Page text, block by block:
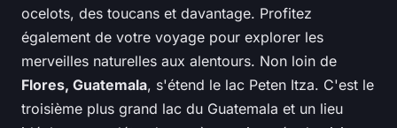
ocelots, des toucans et davantage. Profitez
également de votre voyage pour explorer les
merveilles naturelles aux alentours. Non loin de
Flores, Guatemala, s'étend le lac Peten Itza. C'est le
troisième plus grand lac du Guatemala et un lieu